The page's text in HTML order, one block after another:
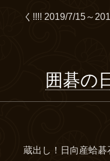
く!!!! 2019/7/15～
囲碁の
蔵出し！日向産蛤